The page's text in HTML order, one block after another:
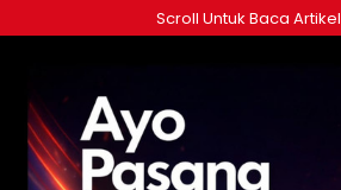
ke
Scroll Untuk Baca Artikel